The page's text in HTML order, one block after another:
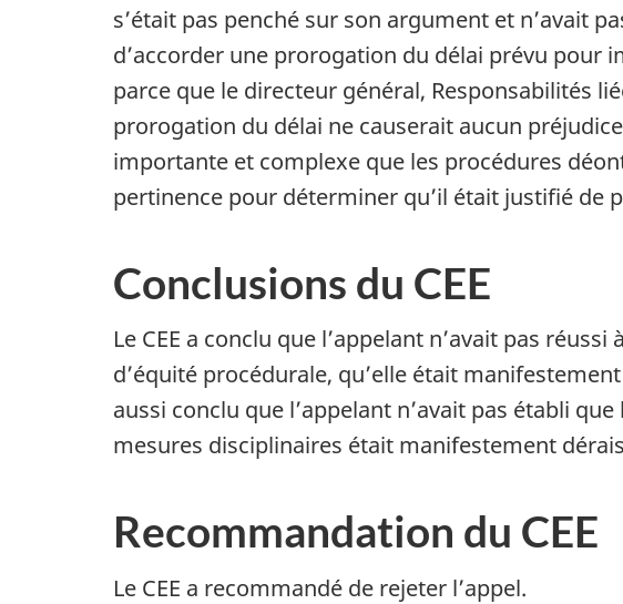
s’était pas penché sur son argument et n’avait
d’accorder une prorogation du délai prévu pour
parce que le directeur général, Responsabilités
prorogation du délai ne causerait aucun
importante et complexe que les procédures
pertinence pour déterminer qu’il était justifié de
Conclusions du CEE
Le CEE a conclu que l’appelant n’avait pas
d’équité procédurale, qu’elle était
aussi conclu que l’appelant n’avait pas établi
mesures disciplinaires était manifestement
Recommandation du CEE
Le CEE a recommandé de rejeter l’appel.